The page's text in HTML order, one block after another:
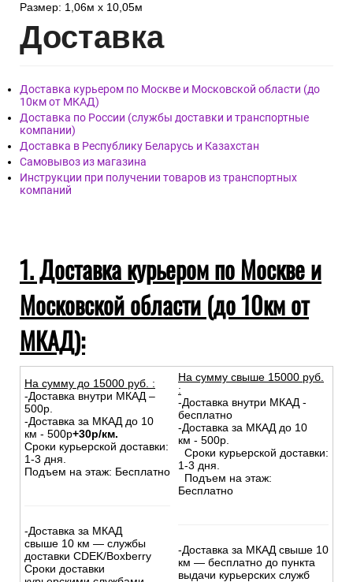
Размер: 1,06м х 10,05м
Доставка
Доставка курьером по Москве и Московской области (до
10км от МКАД)
Доставка по России (службы доставки и транспортные
компании)
Доставка в Республику Беларусь и Казахстан
Самовывоз из магазина
Инструкции при получении товаров из транспортных
компаний
1. Доставка курьером по Москве и
Московской области (до 10км от
МКАД):
На сумму до 15000 руб. :
-Доставка внутри МКАД –
500р.
-Доставка за МКАД до 10
км - 500р+30р/км.
Сроки курьерской доставки:
1-3 дня.
Подъем на этаж: Бесплатно
-Доставка за МКАД
свыше 10 км — службы
доставки CDEK/Boxberry
Сроки доставки
На сумму свыше 15000 руб.
:
-Доставка внутри МКАД -
бесплатно
-Доставка за МКАД до 10
км - 500р.
Сроки курьерской доставки:
1-3 дня.
Подъем на этаж:
Бесплатно
-Доставка за МКАД свыше 10
км — бесплатно до пункта
выдачи курьерских служб